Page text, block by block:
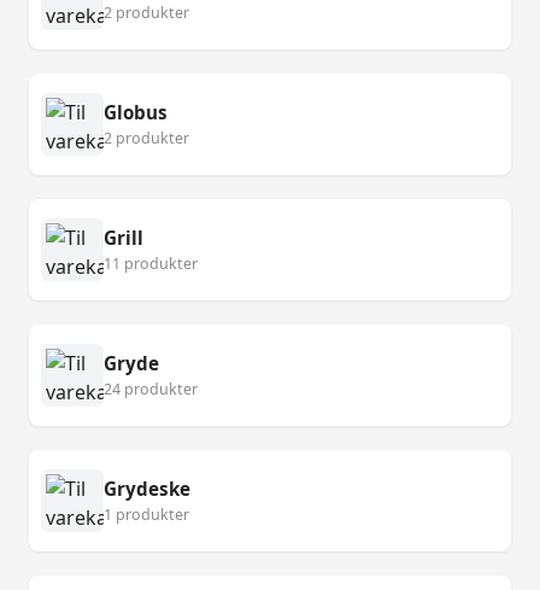
2 produkter
Globus
2 produkter
Grill
11 produkter
Gryde
24 produkter
Grydeske
1 produkter